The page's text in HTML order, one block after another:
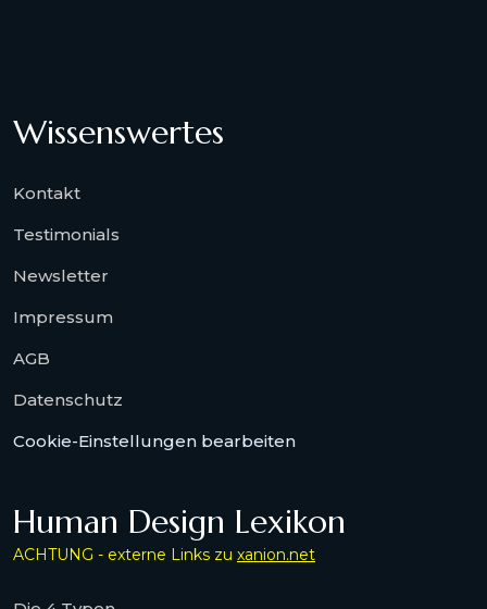
Wissenswertes
Kontakt
Testimonials
Newsletter
Impressum
AGB
Datenschutz
Cookie-Einstellungen bearbeiten
Human Design Lexikon
ACHTUNG - externe Links zu xanion.net